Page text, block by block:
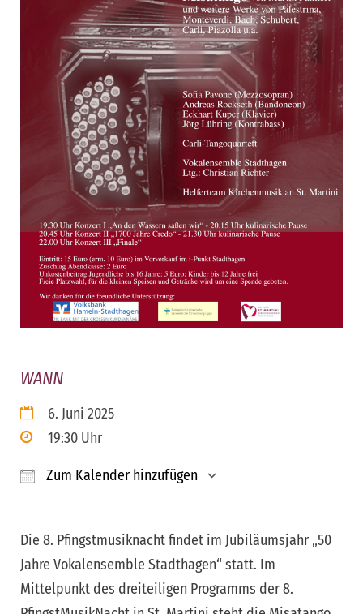
WANN
6. Juni 2025
19:30 Uhr
Zum Kalender hinzufügen
Die 8. Pfingstmusiknacht findet im Jubiläumsjahr „50
Jahre Vokalensemble Stadthagen“ statt. Im
Mittelpunkt des dreiteiligen Programms der 8.